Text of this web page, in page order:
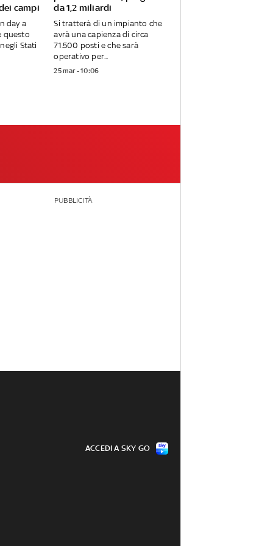
campi
day a
questo
Stati
da 1,2 miliardi
Si tratterà di un impianto che
avrà una capienza di circa
71.500 posti e che sarà
operativo per...
25 mar - 10:06
PUBBLICITÀ
ACCEDI A SKY GO